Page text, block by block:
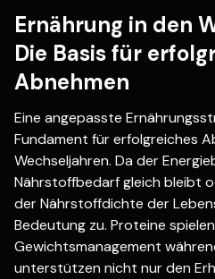
Ernährung in den
Die Basis für
Abnehmen
Eine angepasste
Fundament für erfolgreiches
Wechseljahren. Da der
Nährstoffbedarf gleich bleibt
der Nährstoffdichte der
Bedeutung zu. Proteine
Gewichtsmanagement
unterstützen nicht nur den